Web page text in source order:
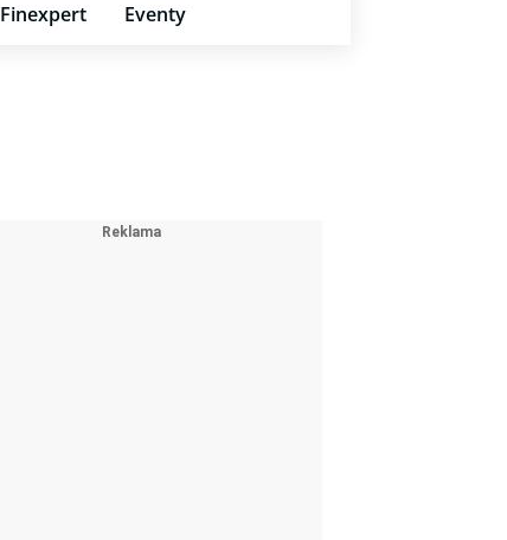
Finexpert Eventy